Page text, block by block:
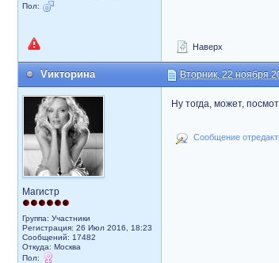
Пол:
Наверх
Vикторина Вторник, 22 ноября
Магистр
Группа: Участники
Регистрация: 26 Июл 2016, 18:23
Сообщений: 17482
Откуда: Москва
Пол:
Ну тогда, может,
Сообщение